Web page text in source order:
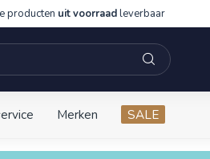
producten uit voorraadleverbaar
Merken SALE